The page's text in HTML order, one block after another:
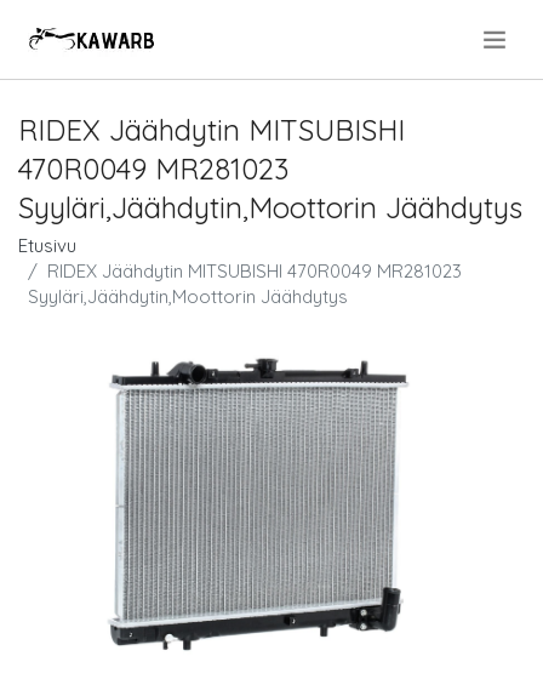
RIDEX Jäähdytin MITSUBISHI
470R0049 MR281023
Syyläri,Jäähdytin,Moottorin Jäähdytys
Etusivu
RIDEX Jäähdytin MITSUBISHI 470R0049 MR281023
Syyläri,Jäähdytin,Moottorin Jäähdytys